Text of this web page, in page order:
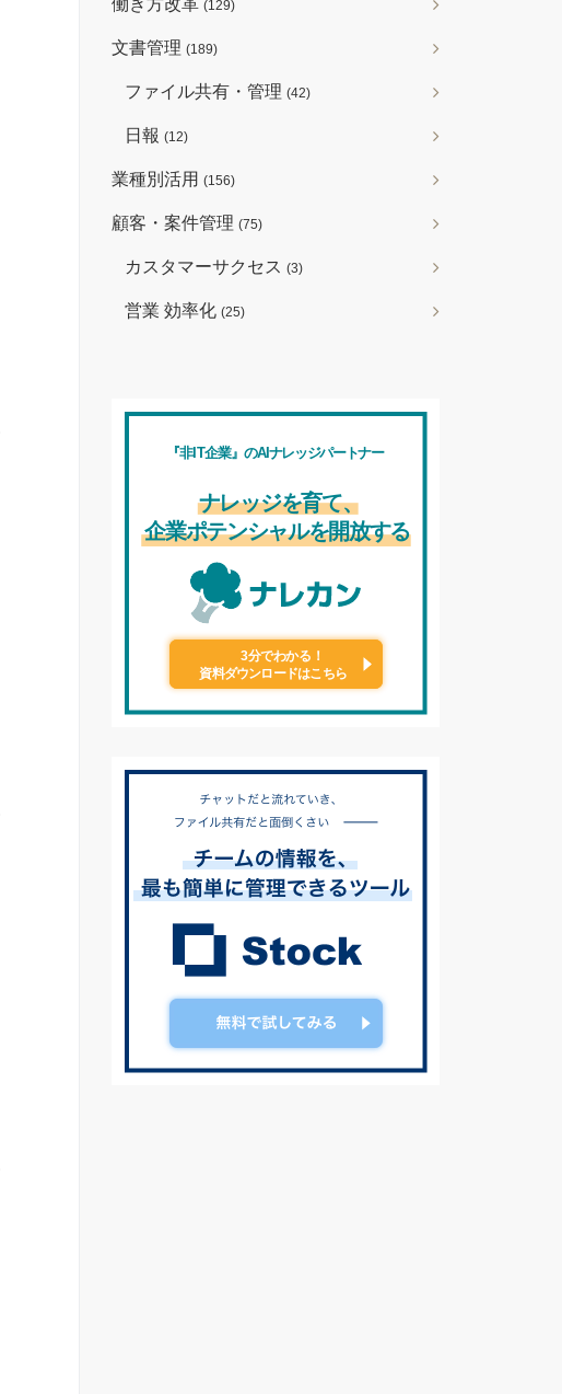
働き方改革 (129)
文書管理 (189)
ファイル共有・管理 (42)
日報 (12)
業種別活用 (156)
顧客・案件管理 (75)
カスタマーサクセス (3)
営業 効率化 (25)